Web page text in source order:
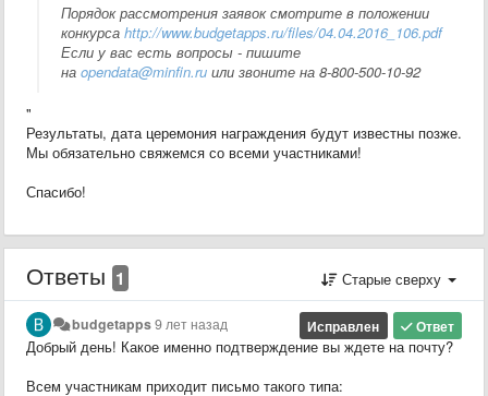
Порядок рассмотрения заявок смотрите в положении
конкурса http://www.budgetapps.ru/files/04.04.2016_106.pdf
Если у вас есть вопросы - пишите
на opendata@minfin.ru или звоните на 8-800-500-10-92
"
Результаты, дата церемония награждения будут известны позже.
Мы обязательно свяжемся со всеми участниками!
Спасибо!
Ответы 1 Старые сверху
Ответ
Исправлен
budgetapps9 лет назад
Добрый день! Какое именно подтверждение вы ждете на почту?
Всем участникам приходит письмо такого типа: